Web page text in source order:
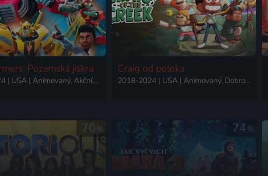
Pozemská jiskra
2022-2024 | USA | Animovaný, Akční, Dobrodružný, Drama, Komedie, Rodinný, Science Fiction
Craig od potoka
2018-2024 | USA | Animovaný, Dobrodružný, Drama, Fantasy, Komedie, Pohádka, Rodinný, Akční, Science Fiction
70% 74%